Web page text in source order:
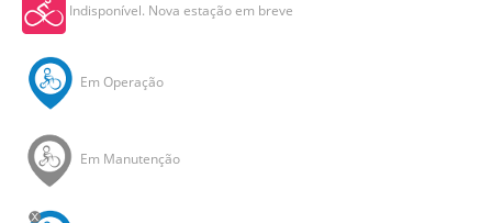
Indisponível. Nova estação em breve
Em Operação
Em Manutenção